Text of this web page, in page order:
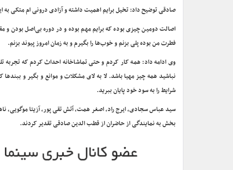
صادقی توضیح داد: تخیل برایم اهمیت داشته و آزادی درونی ام متکی به
اصالت دومین چیزی بوده که برایم مهم بوده و در دوره بی‌اصل بودن و
فطرت من بوده پلی بزنم و خوب‌ها را بگیرم و به زمان امروز پیوند بزنم.
وی ادامه داد: همه کار کردم و حتی تماشاخانه احداث کردم که تجربه
نباشید همه چیز مهیا باشد. لا به لای مشکلات و موانع و بگیر و
شرایط را به سود خود پایان ببرید.
سید عباس سجادی، ایرج راد، اصغر همت، آتش تقی پور، آزیتا
بخش به نمایندگی از حاضران از قطب الدین صادقی تقدیر کردند.